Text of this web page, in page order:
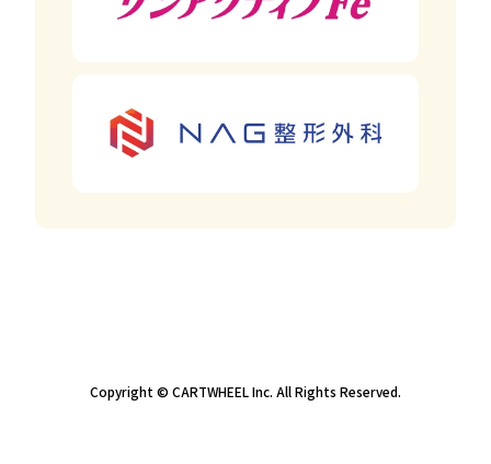
Copyright © CARTWHEEL Inc. All Rights Reserved.